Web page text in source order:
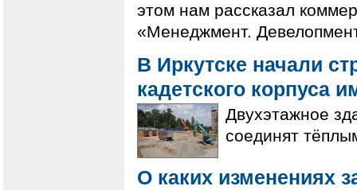
этом нам рассказал
«Менеджмент.
В Иркутске начали
кадетского корпуса
Двухэтажное
соединят
О каких изменениях